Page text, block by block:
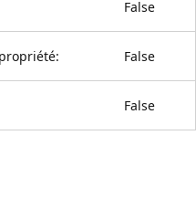
False
False
False